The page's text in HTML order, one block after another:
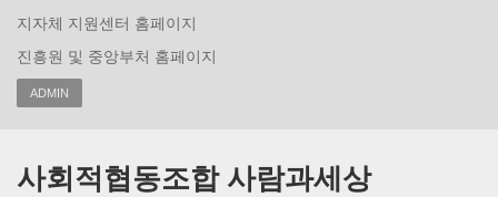
지자체 지원센터 홈페이지
진흥원 및 중앙부처 홈페이지
ADMIN
사회적협동조합 사람과세상